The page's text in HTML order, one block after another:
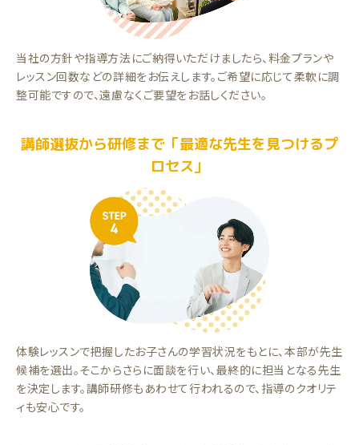
当社の方針や指導方法にご納得いただけましたら、料金プランや
レッスン回数などの詳細をお伝えします。ご希望に応じて柔軟に調
整可能ですので、遠慮なくご要望をお話しください。
講師選抜から研修まで「最適な先生を見つけるプ
ロセス」
体験レッスンで把握したお子さんの学習状況をもとに、本部が先生
候補を選出。そこからさらに面談を行い、最終的に担当となる先生
を決定します。講師研修もあわせて行われるので、指導のクオリテ
ィも安心です。